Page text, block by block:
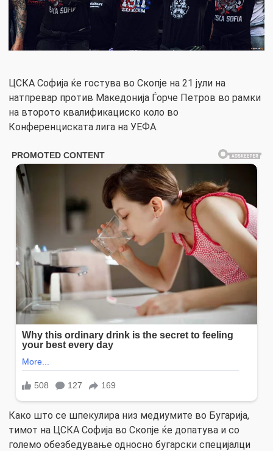
ЦСКА Софија ќе гостува во Скопје на 21 јули на
натпревар против Македонија Ѓорче Петров во рамки
на второто квалификациско коло во
Конференциската лига на УЕФА.
Како што се шпекулира низ медиумите во Бугарија,
тимот на ЦСКА Софија во Скопје ќе допатува и со
големо обезбедување односно бугарски специјалци